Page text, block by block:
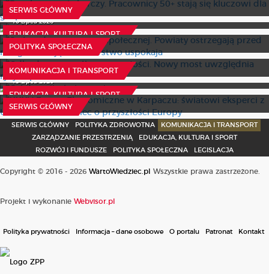
SERWIS GŁÓWNY
23 Lipca 2026
EDUKACJA, KULTURA I SPORT
Dobry start wystartował
10 Lipca 2026
POLITYKA SPOŁECZNA
Spór o domy pomocy społecznej. Powiaty ostrzegają
przed marginalizacją, ministerstwo uspokaja
7 Sierpnia 2026
KOMUNIKACJA I TRANSPORT
Odbudowa z myślą o przyszłości. Nowy most uwzględnia
29 Lipca 2026
EDUKACJA, KULTURA I SPORT
15 Lipca 2026
SERWIS GŁÓWNY
XXXV Forum Ekonomiczne w Karpaczu: światowi
eksperci z USA, Włoch i Niemiec o przyszłości Europy
22 Lipca 2026
SERWIS GŁÓWNY POLITYKA ZDROWOTNA
KOMUNIKACJA I TRANSPORT
ZARZĄDZANIE PRZESTRZENIĄ
EDUKACJA, KULTURA I SPORT
ROZWÓJ I FUNDUSZE
POLITYKA SPOŁECZNA LEGISLACJA
Copyright © 2016 - 2026 WartoWiedziec.pl Wszystkie prawa zastrzeżone.
Projekt i wykonanie Webvisor.pl
Polityka prywatności Informacja – dane osobowe O portalu Patronat Kontakt